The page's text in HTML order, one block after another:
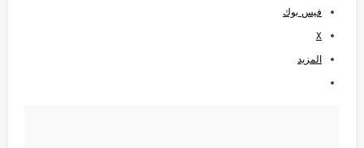
فيس بوك
X
المزيد